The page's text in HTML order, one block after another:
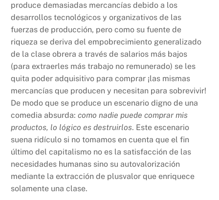
produce demasiadas mercancías debido a los
desarrollos tecnológicos y organizativos de las
fuerzas de producción, pero como su fuente de
riqueza se deriva del empobrecimiento generalizado
de la clase obrera a través de salarios más bajos
(para extraerles más trabajo no remunerado) se les
quita poder adquisitivo para comprar ¡las mismas
mercancías que producen y necesitan para sobrevivir!
De modo que se produce un escenario digno de una
comedia absurda:como nadie puede comprar mis
productos, lo lógico es destruirlos. Este escenario
suena ridículo si no tomamos en cuenta que el fin
último del capitalismo no es la satisfacción de las
necesidades humanas sino su autovalorización
mediante la extracción de plusvalor que enriquece
solamente una clase.